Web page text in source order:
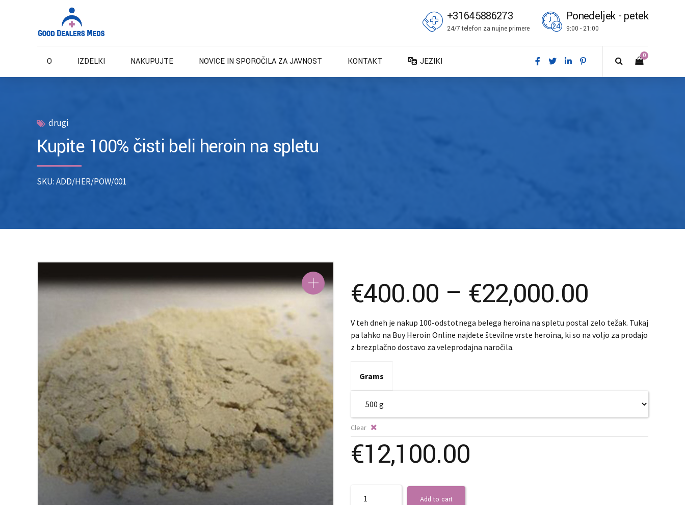
+31645886273
24/7 telefon za nujne primere
Ponedeljek - petek
9:00 - 21:00
0
O IZDELKI NAKUPUJTE NOVICE IN SPOROČILA ZA JAVNOST KONTAKT
JEZIKI
SK – Slovenčina
drugi
Kupite 100% čisti beli heroin na spletu
SKU: ADD/HER/POW/001
€400.00 – €22,000.00
range:
€400.00
V teh dneh je nakup 100-odstotnega belega heroina na spletu postal zelo težak. Tukaj
pa lahko na Buy Heroin Online najdete številne vrste heroina, ki so na voljo za prodajo
z brezplačno dostavo za veleprodajna naročila.
Grams
Clear
€12,100.00
Add to cart